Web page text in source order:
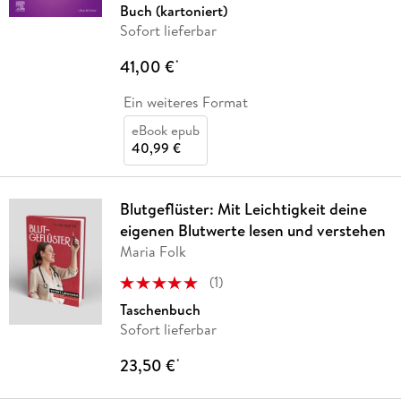
Buch (kartoniert)
Sofort lieferbar
41,00 €*
Ein weiteres Format
eBook epub
40,99 €
Blutgeflüster: Mit Leichtigkeit deine
eigenen Blutwerte lesen und verstehen
Maria Folk
(1)
Taschenbuch
Sofort lieferbar
23,50 €*